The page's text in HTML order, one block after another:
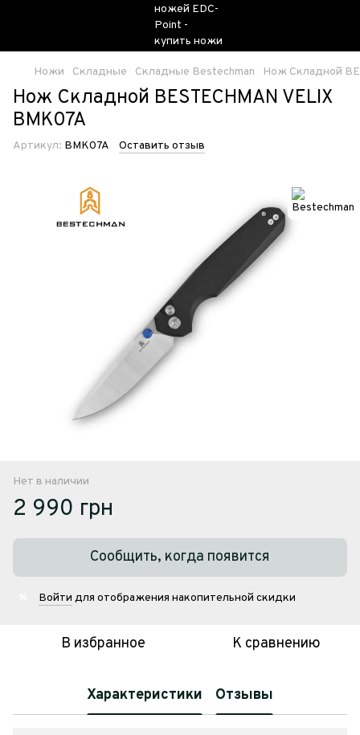
Ножи Складные Складные Bestechman Нож Складной
Нож Складной BESTECHMAN VELIX
BMK07A
Артикул: BMK07A Оставить отзыв
Нет в наличии
2 990 грн
Сообщить, когда появится
Войти для отображения накопительной скидки
В избранное К сравнению
Характеристики Отзывы